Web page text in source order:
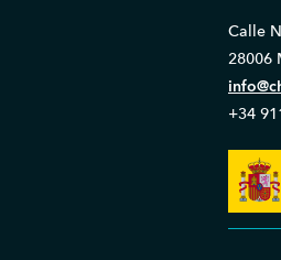
Calle
28006
+34